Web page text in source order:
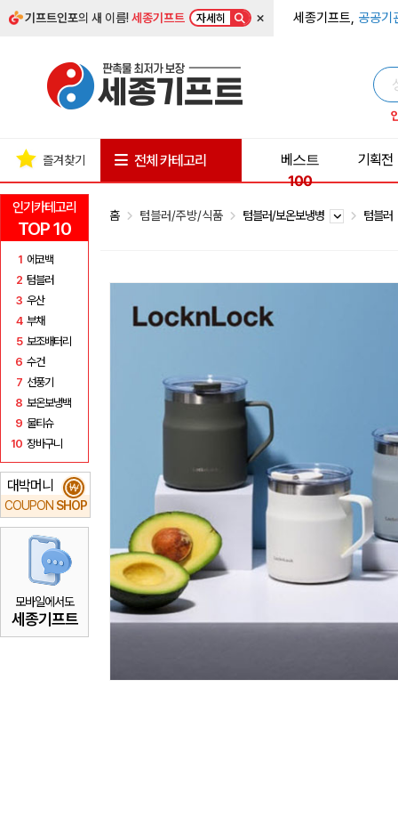
기프트인포의 새 이름!세종기프트 자세히 × 세종기프트, 공공기
인기카테고리
TOP 10
1 에코백
2 텀블러
3 우산
4 부채
5 보조배터리
6 수건
7 선풍기
8 보온보냉백
9 물티슈
10 장바구니
대박머니
COUPON SHOP
₩
모바일에서도
세종기프트
즐겨찾기 전체 카테고리
베스트
100
기획전
홈 텀블러/주방/식품 텀블러/보온보냉병 텀블러